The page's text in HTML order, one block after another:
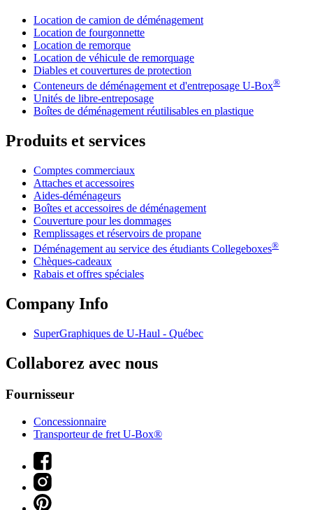
Location de camion de déménagement
Location de fourgonnette
Location de remorque
Location de véhicule de remorquage
Diables et couvertures de protection
Conteneurs de déménagement et d'entreposage U-Box®
Unités de libre-entreposage
Boîtes de déménagement réutilisables en plastique
Produits et services
Comptes commerciaux
Attaches et accessoires
Aides-déménageurs
Boîtes et accessoires de déménagement
Couverture pour les dommages
Remplissages et réservoirs de propane
Déménagement au service des étudiants Collegeboxes®
Chèques-cadeaux
Rabais et offres spéciales
Company Info
SuperGraphiques de U-Haul - Québec
Collaborez avec nous
Fournisseur
Concessionnaire
Transporteur de fret U-Box®